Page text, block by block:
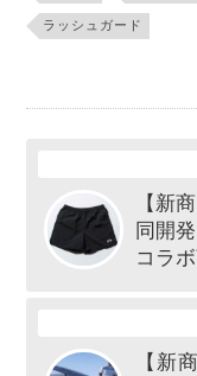
ラッシュガード
【新
同開
コラ
【新